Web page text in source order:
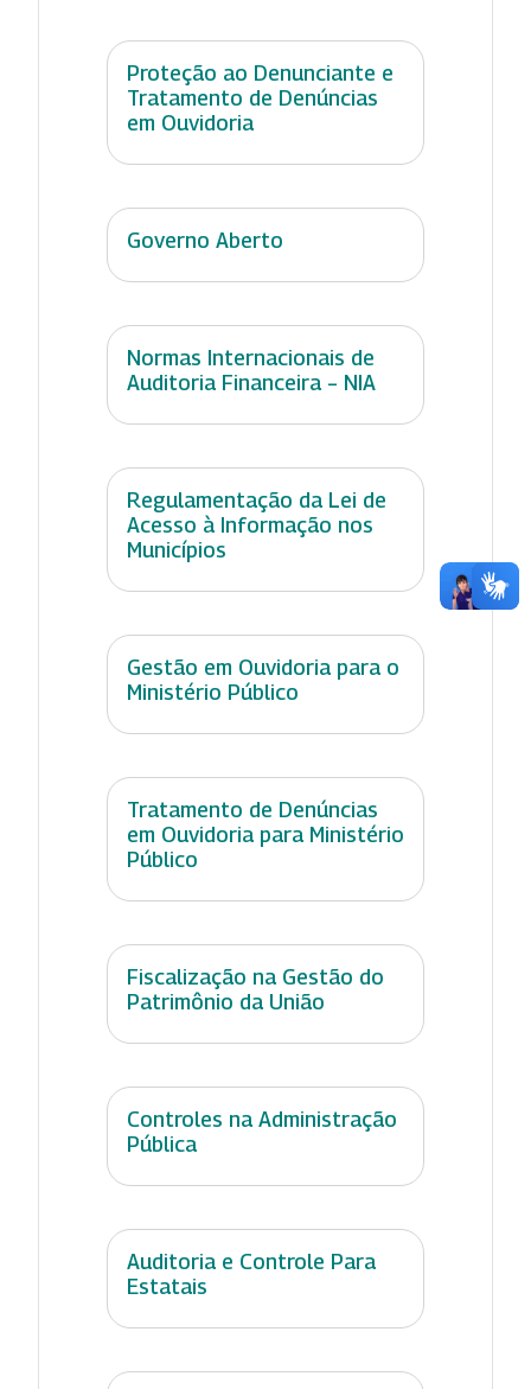
Proteção ao Denunciante e
Tratamento de Denúncias
em Ouvidoria
Governo Aberto
Normas Internacionais de
Auditoria Financeira – NIA
Regulamentação da Lei de
Acesso à Informação nos
Municípios
Gestão em Ouvidoria para o
Ministério Público
Tratamento de Denúncias
em Ouvidoria para Ministério
Público
Fiscalização na Gestão do
Patrimônio da União
Controles na Administração
Pública
Auditoria e Controle Para
Estatais